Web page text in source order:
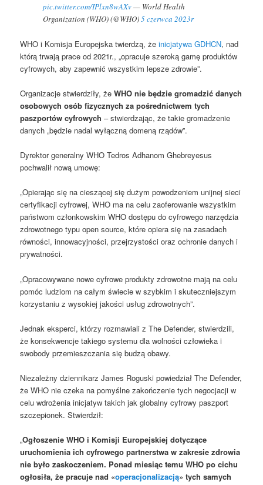
pic.twitter.com/IPlxn8wAXv— World Health
Organization (WHO) (@WHO)5 czerwca 2023r
WHO i Komisja Europejska twierdzą, żeinicjatywa GDHCN, nad
którą trwają prace od 2021r., „opracuje szeroką gamę produktów
cyfrowych, aby zapewnić wszystkim lepsze zdrowie”.
Organizacje stwierdziły, że WHO nie będzie gromadzić danych
osobowych osób fizycznych za pośrednictwem tych
paszportów cyfrowych– stwierdzając, że takie gromadzenie
danych „będzie nadal wyłączną domeną rządów”.
Dyrektor generalny WHO Tedros Adhanom Ghebreyesus
pochwalił nową umowę:
„Opierając się na cieszącej się dużym powodzeniem unijnej sieci
certyfikacji cyfrowej, WHO ma na celu zaoferowanie wszystkim
państwom członkowskim WHO dostępu do cyfrowego narzędzia
zdrowotnego typu open source, które opiera się na zasadach
równości, innowacyjności, przejrzystości oraz ochronie danych i
prywatności.
„Opracowywane nowe cyfrowe produkty zdrowotne mają na celu
pomóc ludziom na całym świecie w szybkim i skuteczniejszym
korzystaniu z wysokiej jakości usług zdrowotnych”.
Jednak eksperci, którzy rozmawiali z The Defender, stwierdzili,
że konsekwencje takiego systemu dla wolności człowieka i
swobody przemieszczania się budzą obawy.
Niezależny dziennikarz James Roguski powiedział The Defender,
że WHO nie czeka na pomyślne zakończenie tych negocjacji w
celu wdrożenia inicjatyw takich jak globalny cyfrowy paszport
szczepionek. Stwierdził:
„Ogłoszenie WHO i Komisji Europejskiej dotyczące
uruchomienia ich cyfrowego partnerstwa w zakresie zdrowia
nie było zaskoczeniem. Ponad miesiąc temu WHO po cichu
ogłosiła, że ​​pracuje nad «operacjonalizacją» tych samych